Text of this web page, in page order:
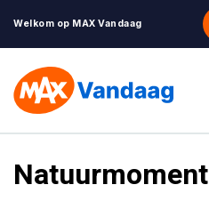
Welkom op MAX Vandaag
Natuurmoment